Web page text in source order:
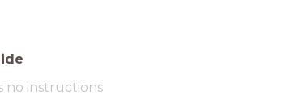
no instructions